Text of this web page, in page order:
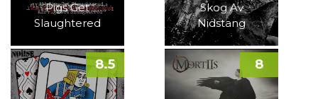
Pigs Get
Slaughtered
Skog Av
Nidstang
8.5 8